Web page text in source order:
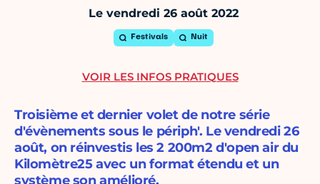
Le vendredi 26 août 2022
Festivals Nuit
Troisième et dernier volet de notre série
d'évènements sous le périph'. Le vendredi 26
août, on réinvestis les 2 200m2 d'open air du
Kilomètre25 avec un format étendu et un
système son amélioré.
VOIR LES INFOS PRATIQUES